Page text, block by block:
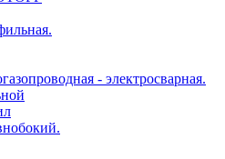
- электросварная.